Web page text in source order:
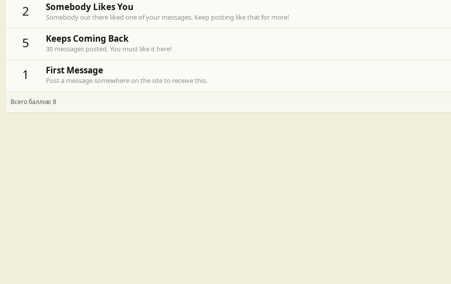
2
Somebody Likes You
Somebody out there liked one of your messages. Keep posting like that for more!
5 Keeps Coming Back
30 messages posted. You must like it here!
1 First Message
Post a message somewhere on the site to receive this.
Всего баллов: 8